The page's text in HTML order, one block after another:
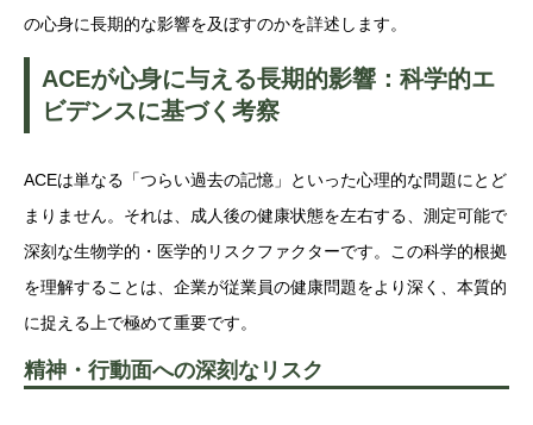
の心身に長期的な影響を及ぼすのかを詳述します。
ACEが心身に与える長期的影響：科学的エ
ビデンスに基づく考察
ACEは単なる「つらい過去の記憶」といった心理的な問題にとど
まりません。それは、成人後の健康状態を左右する、測定可能で
深刻な生物学的・医学的リスクファクターです。この科学的根拠
を理解することは、企業が従業員の健康問題をより深く、本質的
に捉える上で極めて重要です。
精神・行動面への深刻なリスク